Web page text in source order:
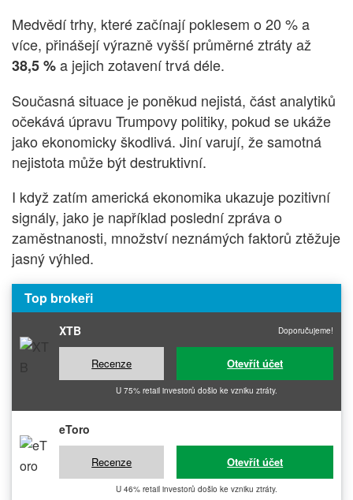
Medvědí trhy, které začínají poklesem o 20 % a
více, přinášejí výrazně vyšší průměrné ztráty až
38,5 %a jejich zotavení trvá déle.
Současná situace je poněkud nejistá, část analytiků
očekává úpravu Trumpovy politiky, pokud se ukáže
jako ekonomicky škodlivá. Jiní varují, že samotná
nejistota může být destruktivní.
I když zatím americká ekonomika ukazuje pozitivní
signály, jako je například poslední zpráva o
zaměstnanosti, množství neznámých faktorů ztěžuje
jasný výhled.
Top brokeři
XTB Doporučujeme!
Recenze Otevřít účet
U 75% retail investorů došlo ke vzniku ztráty.
eToro
Recenze Otevřít účet
U 46% retail investorů došlo ke vzniku ztráty.